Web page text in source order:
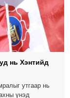
нь Хэнтийд
утгаар нь
үнэд